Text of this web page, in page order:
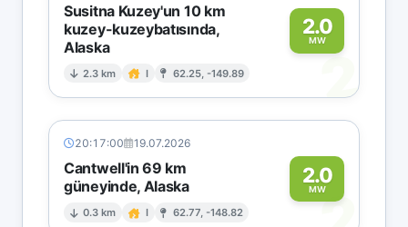
Susitna Kuzey'un 10 km
kuzey-kuzeybatısında,
Alaska
2.3 km I 62.25, -149.89
2.0
MW
2
20:17:00 19.07.2026
Cantwell'in 69 km
güneyinde, Alaska
0.3 km I 62.77, -148.82
2.0
MW